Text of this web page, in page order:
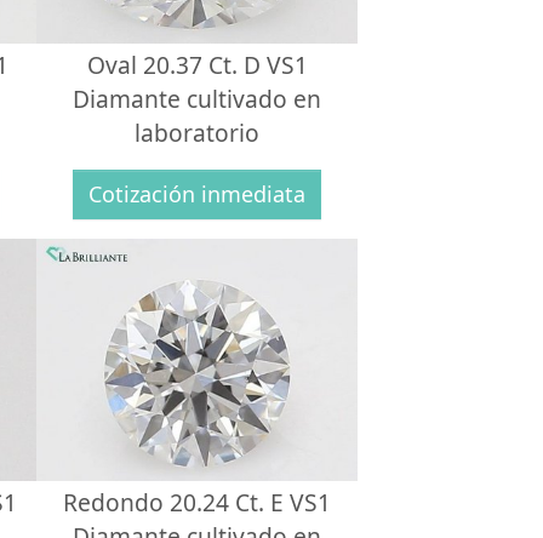
Oval 20.37 Ct. D VS1
Diamante cultivado en
laboratorio
Cotización inmediata
Redondo 20.24 Ct. E VS1